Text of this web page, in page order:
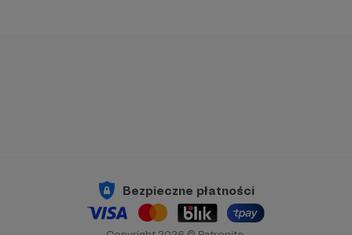
Bezpieczne płatności